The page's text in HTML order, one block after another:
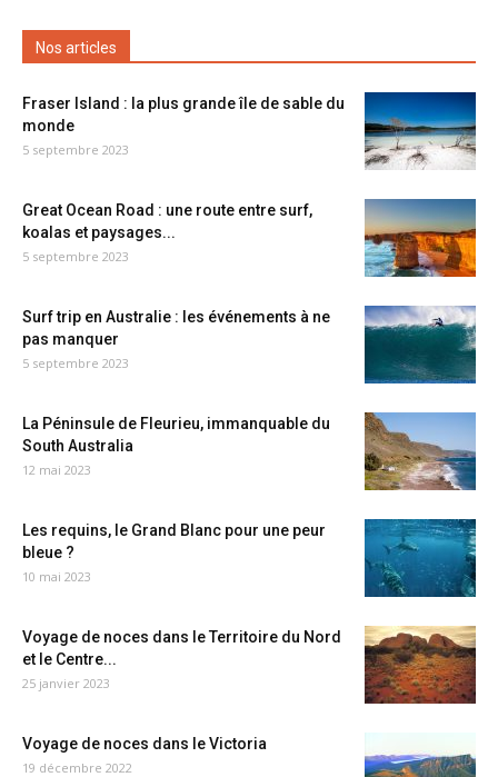
Nos articles
Fraser Island : la plus grande île de sable du
monde
5 septembre 2023
Great Ocean Road : une route entre surf,
koalas et paysages...
5 septembre 2023
Surf trip en Australie : les événements à ne
pas manquer
5 septembre 2023
La Péninsule de Fleurieu, immanquable du
South Australia
12 mai 2023
Les requins, le Grand Blanc pour une peur
bleue ?
10 mai 2023
Voyage de noces dans le Territoire du Nord
et le Centre...
25 janvier 2023
Voyage de noces dans le Victoria
19 décembre 2022